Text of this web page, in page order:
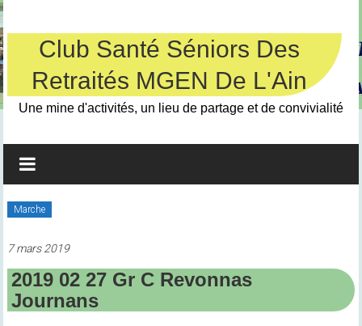
Skip
to
contentClub Santé Séniors Des
Retraités MGEN De L'Ain
Une mine d'activités, un lieu de partage et de convivialité
Marche
7 mars 2019
2019 02 27 Gr C Revonnas
Journans